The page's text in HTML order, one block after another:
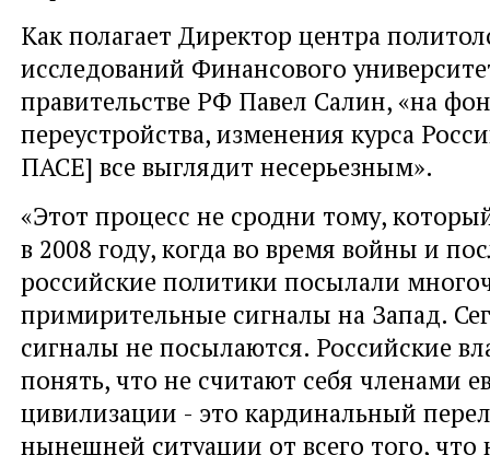
Как полагает Директор центра
исследований Финансового
правительстве РФ Павел Салин, «на
переустройства, изменения курса
ПАСЕ] все выглядит несерьезным».
«Этот процесс не сродни тому,
в 2008 году, когда во время войны и
российские политики посылали
примирительные сигналы на Запад.
сигналы не посылаются. Российские
понять, что не считают себя членами
цивилизации - это кардинальный
нынешней ситуации от всего того, что